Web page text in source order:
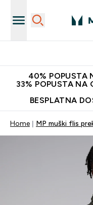
40% POPUSTA
33% POPUSTA NA
BESPLATNA
Home MP muški flis